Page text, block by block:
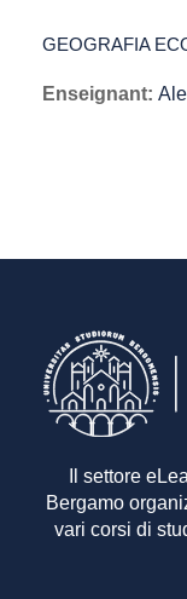
GEOGRAFIA
Enseignant:
Il settore
Bergamo
vari corsi di